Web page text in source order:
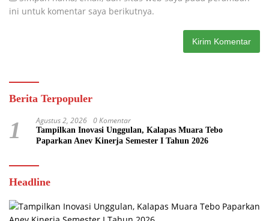
ini untuk komentar saya berikutnya.
Berita Terpopuler
1 Agustus 2, 2026 0 Komentar
Tampilkan Inovasi Unggulan, Kalapas Muara Tebo
Paparkan Anev Kinerja Semester I Tahun 2026
Headline